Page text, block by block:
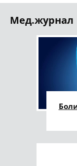
Мед.журнал